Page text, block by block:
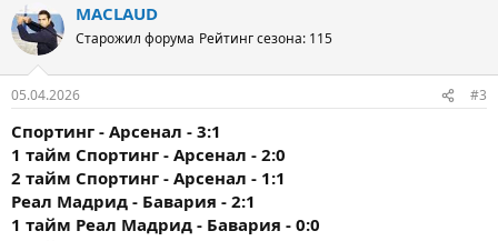
MACLAUD
Старожил форума Рейтинг сезона: 115
05.04.2026 #3
Спортинг - Арсенал - 3:1
1 тайм Спортинг - Арсенал - 2:0
2 тайм Спортинг - Арсенал - 1:1
Реал Мадрид - Бавария - 2:1
1 тайм Реал Мадрид - Бавария - 0:0